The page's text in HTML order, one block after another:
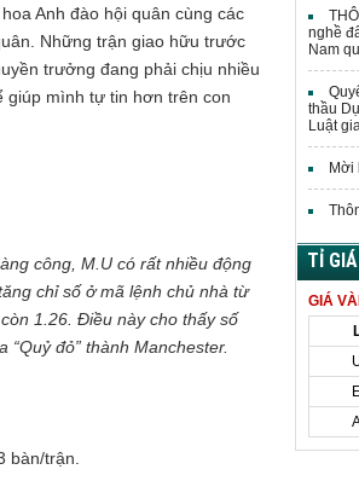
Anh đào hội quân cùng các
Những trận giao hữu trước
trưởng đang phải chịu nhiều
giúp mình tự tin hơn trên con
công, M.U có rất nhiều động
chỉ số ở mã lệnh chủ nhà từ
1.26. Điều này cho thấy số
đỏ” thành Manchester.
bàn/trận.
nghề
Nam
thầu
Luật
Mời
TỈ
GIÁ